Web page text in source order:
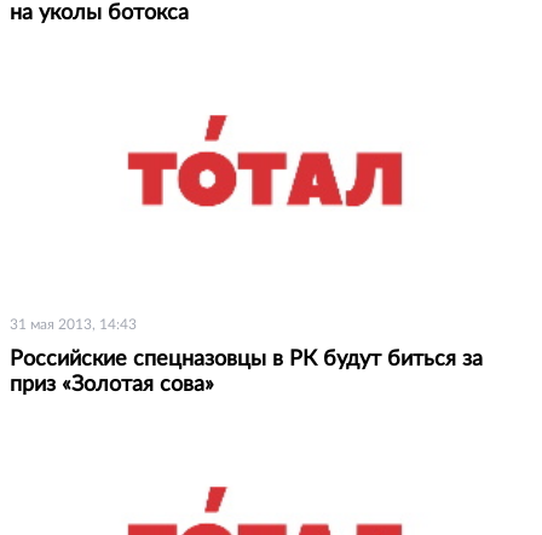
на уколы ботокса
31 мая 2013, 14:43
Российские спецназовцы в РК будут биться за
приз «Золотая сова»